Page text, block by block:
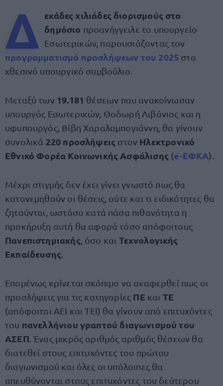
Δ εκάδες χιλιάδες διορισμούς στο
δημόσιο προανήγγειλε το υπουργείο
Εσωτερικών, παρουσιάζοντας τον
προγραμματισμό προσλήψεων του 2025 στο
χθεσινό υπουργικό συμβούλιο.
Μεταξύ των 19.181 θέσεων που ανακοίνωσαν
υπουργός Εσωτερικών, Θοδωρή Λιβάνιος και η
υφυπουργός, Βίβη Χαραλαμπογιάννη, θα γίνουν
συνολικά 220 προσλήψεις στον Ηλεκτρονικό
Εθνικό Φορέα Κοινωνικής Ασφάλισης (e-ΕΦΚΑ).
Μέχρι στιγμής δεν έχει γίνει γνωστό πως θα
κατανεμηθούν οι θέσεις, ούτε και τι ειδικότητες θα
ζητούνται, ωστόσο κατά πάσα πιθανότητα η
προκήρυξη αυτή θα αφορά τόσο απόφοιτους
Πανεπιστημιακής , όσο και Τεχνολογικής
Εκπαίδευσης
Επομένως κρίνεται σκόπιμο να αναφερθεί πως οι
προσλήψεις για τις κατηγορίες ΠΕ και ΤΕ
(απόφοιτοι ΑΕΙ και ΤΕΙ) θα γίνουν από επιτυχόντες
του πανελλήνιου γραπτού διαγωνισμού του
ΑΣΕΠ . Ένας μικρός αριθμός αριθμός θέσεων θα
διατεθεί στους επιτυχόντες του πρώτου
διαγωνισμού και όλες οι υπόλοιπες θα
απευθύνονται στους επιτυχόντες του δεύτερου